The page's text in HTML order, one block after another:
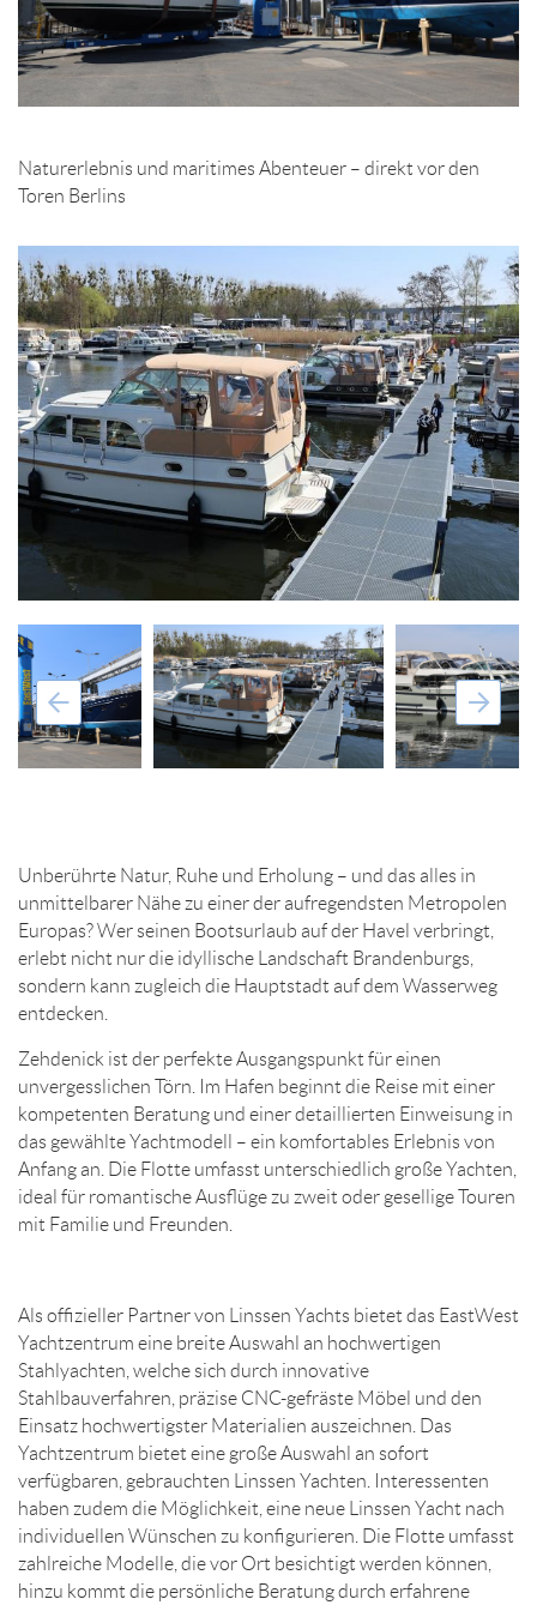
Naturerlebnis und maritimes Abenteuer – direkt vor den
Toren Berlins
Unberührte Natur, Ruhe und Erholung – und das alles in
unmittelbarer Nähe zu einer der aufregendsten Metropolen
Europas? Wer seinen Bootsurlaub auf der Havel verbringt,
erlebt nicht nur die idyllische Landschaft Brandenburgs,
sondern kann zugleich die Hauptstadt auf dem Wasserweg
entdecken.
Zehdenick ist der perfekte Ausgangspunkt für einen
unvergesslichen Törn. Im Hafen beginnt die Reise mit einer
kompetenten Beratung und einer detaillierten Einweisung in
das gewählte Yachtmodell – ein komfortables Erlebnis von
Anfang an. Die Flotte umfasst unterschiedlich große Yachten,
ideal für romantische Ausflüge zu zweit oder gesellige Touren
mit Familie und Freunden.
Als offizieller Partner von Linssen Yachts bietet das EastWest
Yachtzentrum eine breite Auswahl an hochwertigen
Stahlyachten, welche sich durch innovative
Stahlbauverfahren, präzise CNC-gefräste Möbel und den
Einsatz hochwertigster Materialien auszeichnen. Das
Yachtzentrum bietet eine große Auswahl an sofort
verfügbaren, gebrauchten Linssen Yachten. Interessenten
haben zudem die Möglichkeit, eine neue Linssen Yacht nach
individuellen Wünschen zu konfigurieren. Die Flotte umfasst
zahlreiche Modelle, die vor Ort besichtigt werden können,
hinzu kommt die persönliche Beratung durch erfahrene